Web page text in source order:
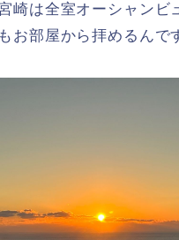
崎は全室オーシャンビ
お部屋から拝めるんで